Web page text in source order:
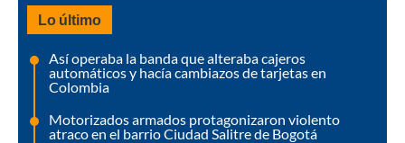
Lo último
Así operaba la banda que alteraba cajeros
automáticos y hacía cambiazos de tarjetas en
Colombia
Motorizados armados protagonizaron violento
atraco en el barrio Ciudad Salitre de Bogotá